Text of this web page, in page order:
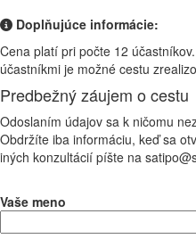
Doplňujúce informácie:
Cena platí pri počte 12
účastníkmi je možné cestu
Predbežný záujem o cestu
Odoslaním údajov sa k ničomu
Obdržíte iba informáciu, keď sa
iných konzultácií píšte na
Vaše meno